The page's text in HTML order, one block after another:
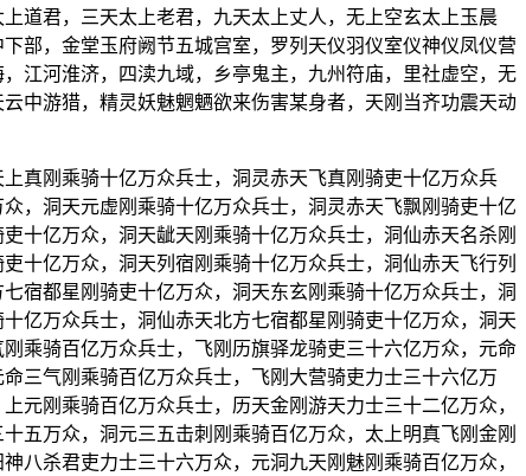
道君，三天太上老君，九天太上丈人，无上空玄太上玉晨
部，金堂玉府阙节五城宫室，罗列天仪羽仪室仪神仪凤仪营
江河淮济，四渎九域，乡亭鬼主，九州符庙，里社虚空，无
中游猎，精灵妖魅魍魉欲来伤害某身者，天刚当齐功震天动
真刚乘骑十亿万众兵士，洞灵赤天飞真刚骑吏十亿万众兵
，洞天元虚刚乘骑十亿万众兵士，洞灵赤天飞飘刚骑吏十亿
十亿万众，洞天龇天刚乘骑十亿万众兵士，洞仙赤天名杀刚
十亿万众，洞天列宿刚乘骑十亿万众兵士，洞仙赤天飞行列
宿都星刚骑吏十亿万众，洞天东玄刚乘骑十亿万众兵士，洞
亿万众兵士，洞仙赤天北方七宿都星刚骑吏十亿万众，洞天
乘骑百亿万众兵士，飞刚历旗驿龙骑吏三十六亿万众，元命
三气刚乘骑百亿万众兵士，飞刚大营骑吏力士三十六亿万
元刚乘骑百亿万众兵士，历天金刚游天力士三十二亿万众，
五万众，洞元三五击刺刚乘骑百亿万众，太上明真飞刚金刚
八杀君吏力士三十六万众，元洞九天刚魅刚乘骑百亿万众，